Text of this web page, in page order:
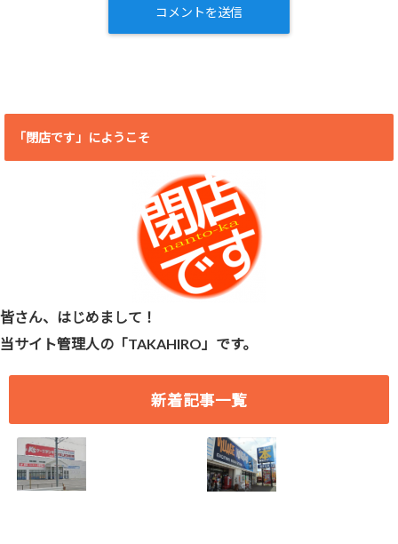
「閉店です」にようこそ
皆さん、はじめまして！
当サイト管理人の「TAKAHIRO」です。
新着記事一覧